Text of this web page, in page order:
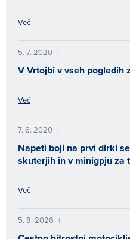
Več
5. 7. 2020 |
V Vrtojbi v vseh pogledih
Več
7. 6. 2020 |
Napeti boji na prvi dirki
skuterjih in v minigpju za
Več
5. 8. 2026 |